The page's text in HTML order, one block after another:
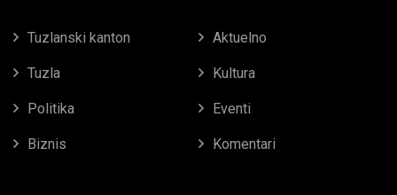
Tuzlanski kanton Aktuelno
Tuzla Kultura
Politika Eventi
Biznis Komentari